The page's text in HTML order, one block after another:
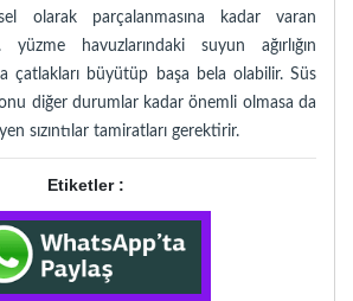
olarak parçalanmasına kadar varan
yüzme havuzlarındaki suyun ağırlığın
çatlakları büyütüp başa bela olabilir. Süs
diğer durumlar kadar önemli olmasa da
sızıntılar tamiratları gerektirir.
Etiketler :